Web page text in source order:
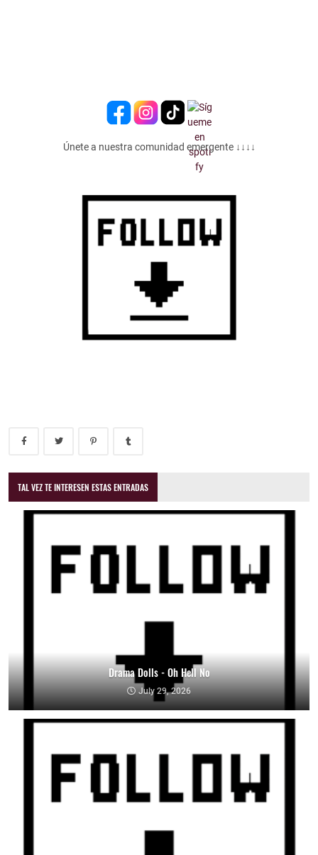
Únete a nuestra comunidad emergente ↓↓↓↓
TAL VEZ TE INTERESEN ESTAS ENTRADAS
Drama Dolls - Oh Hell No
July 29, 2026